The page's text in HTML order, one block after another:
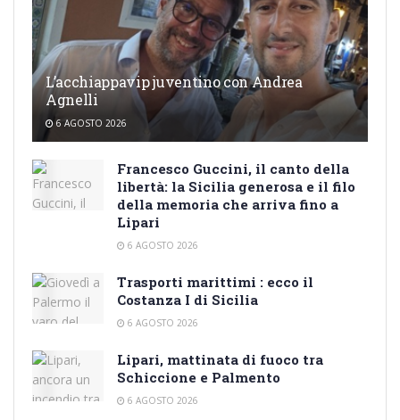
L’acchiappavip juventino con Andrea
Agnelli
6 AGOSTO 2026
Francesco Guccini, il canto della
libertà: la Sicilia generosa e il filo
della memoria che arriva fino a
Lipari
6 AGOSTO 2026
Trasporti marittimi : ecco il
Costanza I di Sicilia
6 AGOSTO 2026
Lipari, mattinata di fuoco tra
Schiccione e Palmento
6 AGOSTO 2026